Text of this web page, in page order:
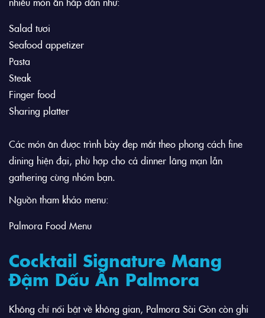
Salad tươi
Seafood appetizer
Pasta
Steak
Finger food
Sharing platter
Các món ăn được trình bày đẹp mắt theo phong cách fine
dining hiện đại, phù hợp cho cả dinner lãng mạn lẫn
gathering cùng nhóm bạn.
Nguồn tham khảo menu:
Palmora Food Menu
Cocktail Signature Mang
Đậm Dấu Ấn Palmora
Không chỉ nổi bật về không gian, Palmora Sài Gòn còn ghi